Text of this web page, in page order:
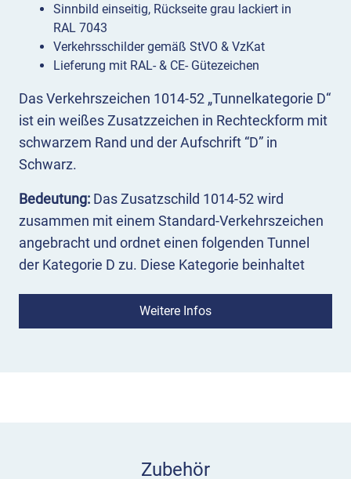
Das Verkehrszeichen 1014-52 „Tunnelkategorie D“
ist ein weißes Zusatzzeichen in Rechteckform mit
schwarzem Rand und der Aufschrift “D” in
Schwarz.
Bedeutung: Das Zusatzschild 1014-52 wird
zusammen mit einem Standard-Verkehrszeichen
angebracht und ordnet einen folgenden Tunnel
der Kategorie D zu. Diese Kategorie beinhaltet
gefährlichen Gütern, die zu einem großen Brand
oder einem umfangreichen Freiwerden giftiger
Zusatzzeichen wird es direkt unter dem
Weitere Infos
Sinnbild einseitig, Rückseite grau lackiert in
RAL 7043
Verkehrsschilder gemäß StVO & VzKat
Lieferung mit RAL- & CE- Gütezeichen
Zubehör